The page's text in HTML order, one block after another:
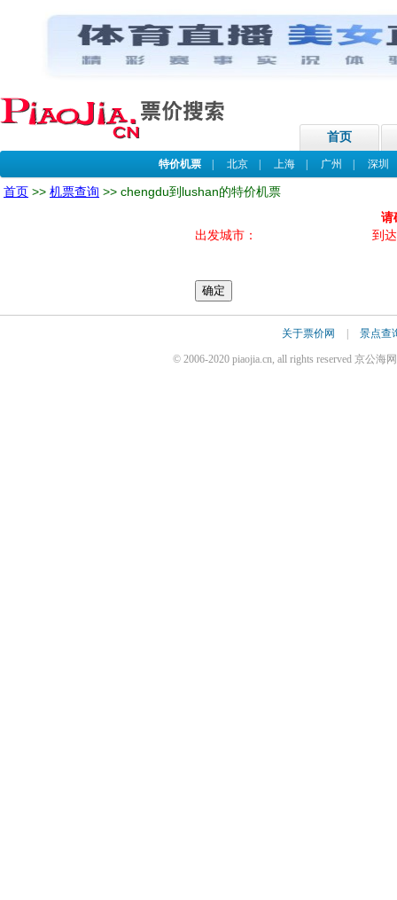
首页
特价机票| 北京| 上海| 广州 深圳
首页 >> 机票查询 >> chengdu到lushan的特价机票
请
出发城市：
到
关于票价网 景点查
© 2006-2020 piaojia.cn, all rights reserved 京公海